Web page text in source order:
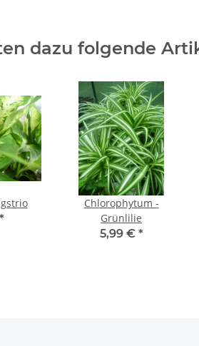
dazu folgende
*
Chlorophytum -
Grünlilie
5,99 € *